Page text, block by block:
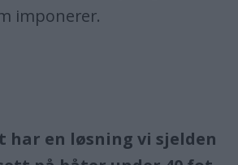
imponerer.
en løsning vi sjelden